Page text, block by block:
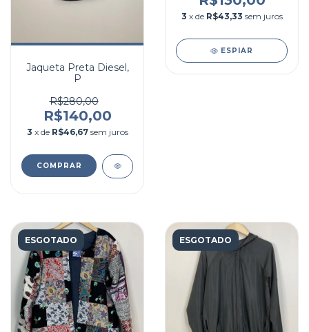
Jaqueta Preta Diesel,
P
R$280,00
R$140,00
3 x de R$46,67 sem juros
COMPRAR
3 x de R$43,33 sem juros
ESPIAR
ESGOTADO ESGOTADO